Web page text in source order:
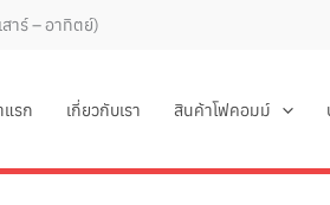
าร์ – อาทิตย์)
แรก เกี่ยวกับเรา สินค้าโฟคอมม์